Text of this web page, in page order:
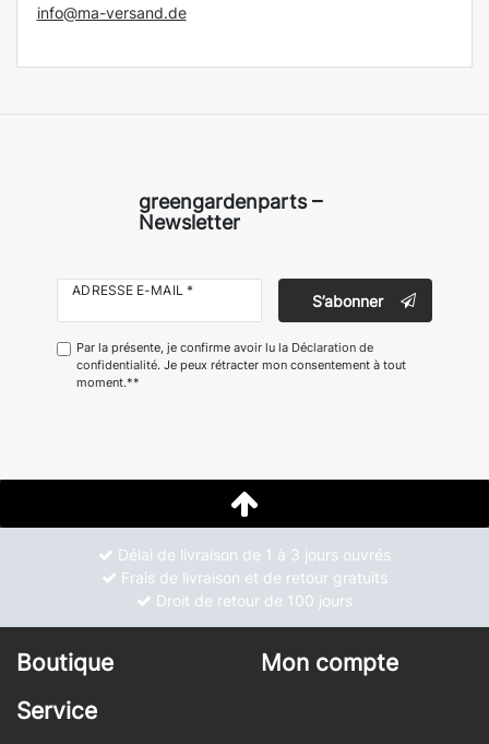
info@ma-versand.de
greengardenparts –
Newsletter
ADRESSE E-MAIL *
S’abonner
Par la présente, je confirme avoir lu la Déclaration de
confidentialité. Je peux rétracter mon consentement à tout
moment.**
Délai de livraison de 1 à 3 jours ouvrés
Frais de livraison et de retour gratuits
Droit de retour de 100 jours
Boutique
Mon compte
Service